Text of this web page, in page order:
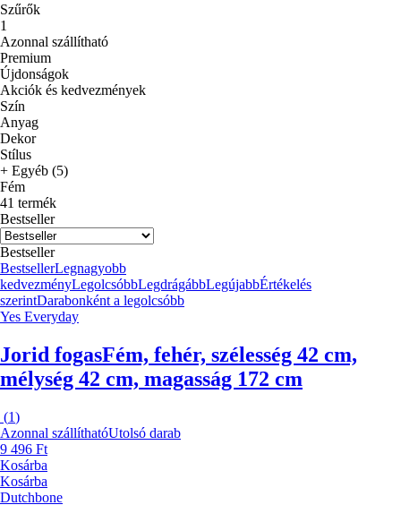
Szűrők
1
Azonnal szállítható
Premium
Újdonságok
Akciók és kedvezmények
Szín
Anyag
Dekor
Stílus
+ Egyéb (5)
Fém
41 termék
Bestseller
Bestseller
BestsellerLegnagyobb
kedvezményLegolcsóbbLegdrágábbLegújabbÉrtékelés
szerintDarabonként a legolcsóbb
Yes Everyday
Jorid fogasFém, fehér, szélesség 42 cm,
mélység 42 cm, magasság 172 cm
(1)
Azonnal szállíthatóUtolsó darab
9 496 Ft
Kosárba
Kosárba
Dutchbone